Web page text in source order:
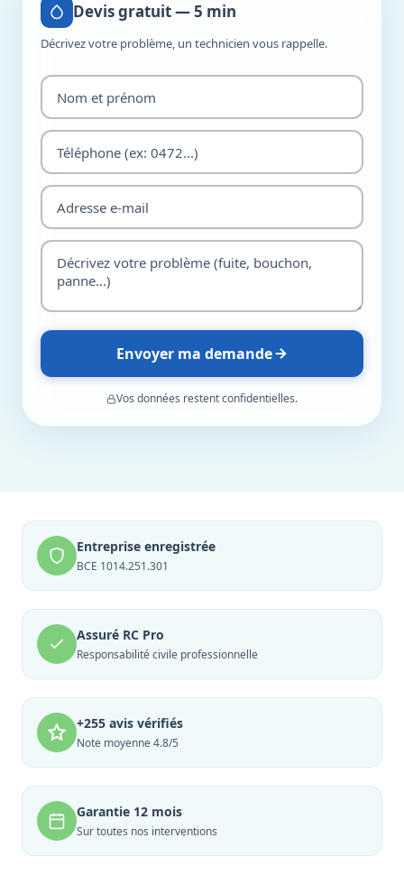
Devis gratuit — 5 min
Décrivez votre problème, un technicien vous rappelle.
Envoyer ma demande
Vos données restent confidentielles.
Entreprise enregistrée
BCE 1014.251.301
Assuré RC Pro
Responsabilité civile professionnelle
+255 avis vérifiés
Note moyenne 4.8/5
Garantie 12 mois
Sur toutes nos interventions